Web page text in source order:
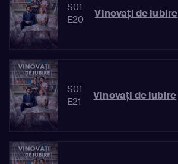
S01
E20
Vinovaţi de iubire
S01
E21
Vinovaţi de iubire